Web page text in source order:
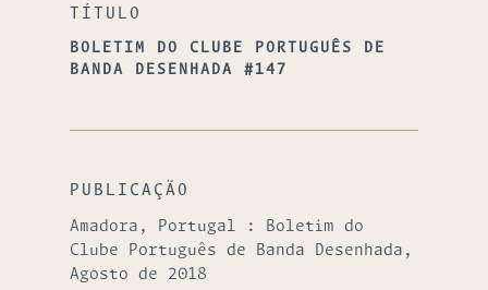
TÍTULO
BOLETIM DO CLUBE PORTUGUÊS DE
BANDA DESENHADA #147
PUBLICAÇÃO
Amadora, Portugal : Boletim do
Clube Português de Banda Desenhada,
Agosto de 2018